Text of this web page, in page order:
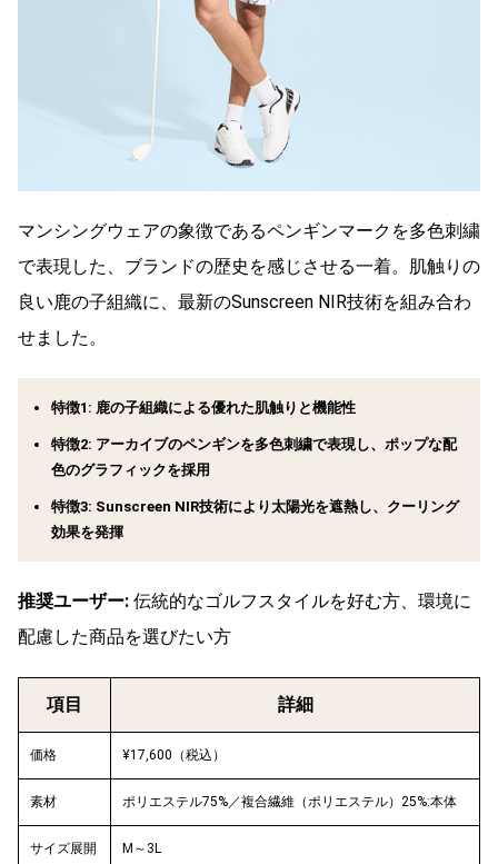
マンシングウェアの象徴であるペンギンマークを多色刺繍
で表現した、ブランドの歴史を感じさせる一着。肌触りの
良い鹿の子組織に、最新のSunscreen NIR技術を組み合わ
せました。
特徴1: 鹿の子組織による優れた肌触りと機能性
特徴2: アーカイブのペンギンを多色刺繍で表現し、ポップな配
色のグラフィックを採用
特徴3: Sunscreen NIR技術により太陽光を遮熱し、クーリング
効果を発揮
推奨ユーザー: 伝統的なゴルフスタイルを好む方、環境に
配慮した商品を選びたい方
項目 詳細
価格 ¥17,600（税込）
素材 ポリエステル75%／複合繊維（ポリエステル）25%:本体
サイズ展開 M～3L